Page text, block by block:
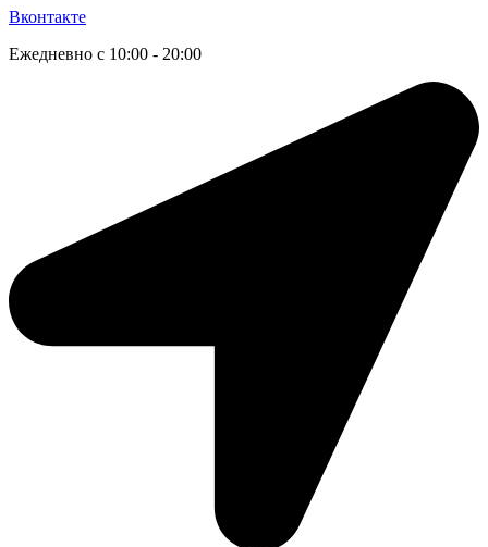
Вконтакте
Ежедневно с 10:00 - 20:00